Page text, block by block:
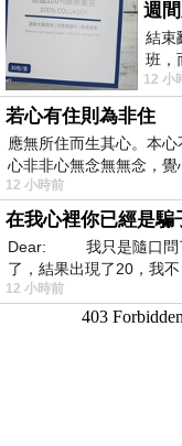
結束
班，
花不
12 小
若心有住則為非住
應無所住而生其心。本
心非非心無念無無念，
12 小時前
在我心裡你已經是騙
Dear: 我只是隨口問了
了，結果出現了20，我
12 小時前